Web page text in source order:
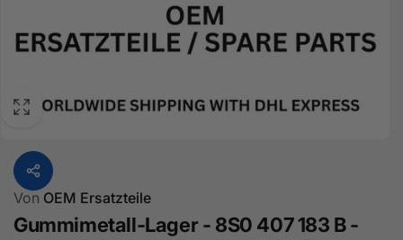
Von OEM Ersatzteile
Gummimetall-Lager - 8S0 407 183 B -